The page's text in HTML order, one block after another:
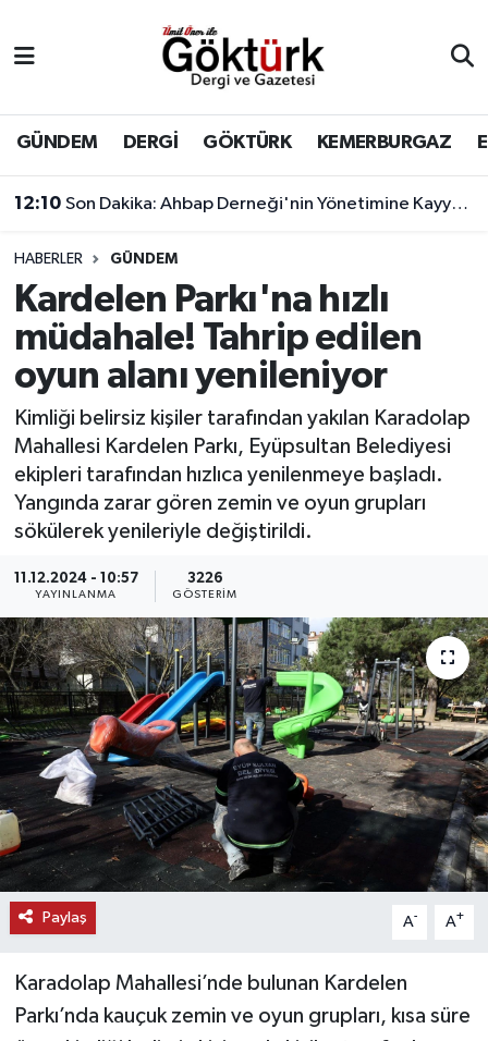
GÜNDEM DERGİ GÖKTÜRK KEMERBURGAZ
12:10 Son Dakika: Ahbap Derneği'nin Yönetimine Kayyum Atandı
HABERLER GÜNDEM
Kardelen Parkı'na hızlı
müdahale! Tahrip edilen
oyun alanı yenileniyor
Kimliği belirsiz kişiler tarafından yakılan Karadolap
Mahallesi Kardelen Parkı, Eyüpsultan Belediyesi
ekipleri tarafından hızlıca yenilenmeye başladı.
Yangında zarar gören zemin ve oyun grupları
sökülerek yenileriyle değiştirildi.
11.12.2024 - 10:57
YAYINLANMA
3226
GÖSTERIM
Paylaş A- A+
Karadolap Mahallesi’nde bulunan Kardelen
Parkı’nda kauçuk zemin ve oyun grupları, kısa süre
BİLİM
DERGİ
DÜNYA
EĞİTİM
EKONOMİ
GÖKTÜRK
GÜNDEM
KEMERBURGAZ
KÜLTÜR - SANAT
MAGAZİN
ÖZEL HABER
SAĞLIK
SPOR
TEKNOLOJİ
TİCARET
YAŞAM
Eyüpsultan Hava Durumu
Eyüpsultan Trafik Yoğunluk Haritası
Süper Lig Puan Durumu ve Fikstür
Tüm Manşetler
Son Dakika Haberleri
Haber Arşivi